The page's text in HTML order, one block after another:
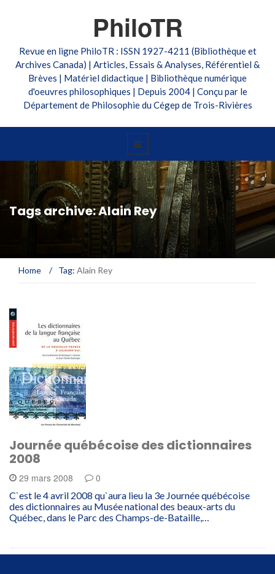
PhiloTR
Revue en ligne PhiloTR : ISSN 1927-4211 (Bibliothèque et
Archives Canada) | Articles, Essais & Analyses, Référentiel &
Brèves | Matériel didactique | Bibliothèque numérique
d'oeuvres philosophiques | Depuis 2004 | Conçu par le
Département de Philosophie du Cégep de Trois-Rivières
Tags archive: Alain Rey
Home / Tag: Alain Rey
Journée québécoise des dictionnaires
2008
29 mars 2008 0
C`est le 4 avril 2008 qu`aura lieu la 3e Journée québécoise
des dictionnaires au Musée national des beaux-arts du
Québec, dans le Parc des Champs-de-Bataille,…